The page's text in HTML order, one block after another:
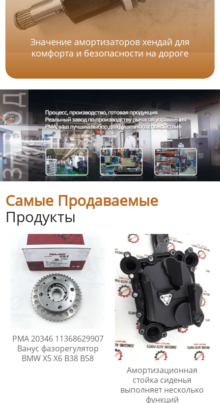
Значение амортизаторов хендай для
комфорта и безопасности на дороге
Самые Продаваемые
Продукты
PMA 20346 11368629907
Ванус фазорегулятор
BMW X5 X6 B38 B58
Амортизационная
стойка сиденья
выполняет несколько
функций